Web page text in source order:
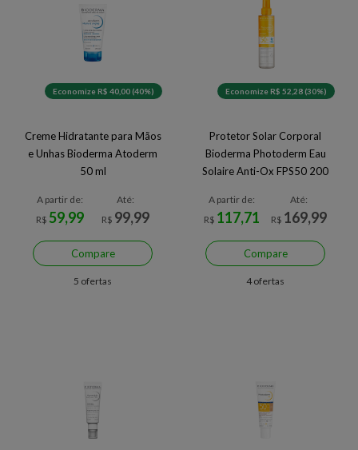
Economize R$ 40,00 (40%)
Creme Hidratante para Mãos
e Unhas Bioderma Atoderm
50 ml
A partir de:
R$59,99
Até:
R$ 99,99
Compare
5 ofertas
Economize R$ 52,28 (30%)
Protetor Solar Corporal
Bioderma Photoderm Eau
Solaire Anti-Ox FPS50 200
A partir de:
R$ 117,71
Até:
R$ 169,99
Compare
4 ofertas